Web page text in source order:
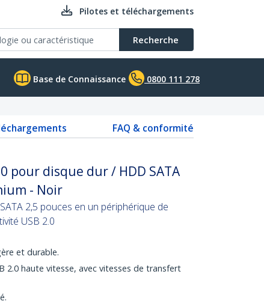
Pilotes et téléchargements
Recherche
Base de Connaissance 0800 111 278
FAQ & conformité
pour disque dur / HDD SATA
- Noir
2,5 pouces en un périphérique de
USB 2.0
et durable.
2.0 haute vitesse, avec vitesses de transfert